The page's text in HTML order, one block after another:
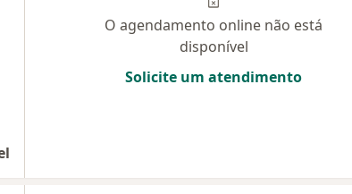
O agendamento online não está
disponível
Solicite um atendimento